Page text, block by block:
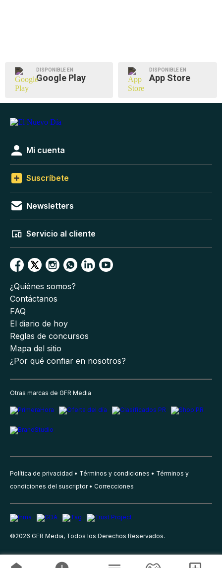
DISPONIBLE EN
Google Play
DISPONIBLE EN
App Store
Mi cuenta
Suscríbete
Newsletters
Servicio al cliente
¿Quiénes somos?
Contáctanos
FAQ
El diario de hoy
Reglas de concursos
Mapa del sitio
¿Por qué confiar en nosotros?
Otras marcas de GFR Media
Política de privacidad Términos y condiciones
Términos y
condiciones del suscriptor
Correcciones
©2026 GFR Media, Todos los Derechos Reservados.